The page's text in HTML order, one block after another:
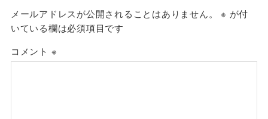
メールアドレスが公開されることはありません。 ※ が付
いている欄は必須項目です
コメント ※